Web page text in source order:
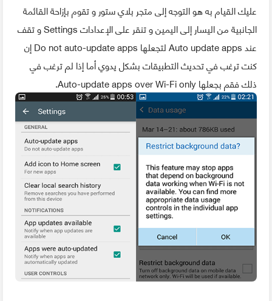
عليك القيام به هو التوجه إلى متجر بلاي ستور و تقوم بإزاحة القائمة
الجانبية من اليسار إلى اليمين و تنقر على الإعدادات Settings و تقف
عند Auto update apps لتجعلها Do not auto-update apps إن
كنت ترغب في تحديث التطبيقات بشكل يدوي أما إذا لم ترغب في
ذلك فقم بجعلها Auto-update apps over Wi-Fi only.